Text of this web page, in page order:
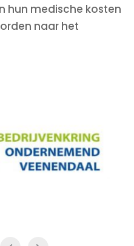
hun medische kosten
naar het